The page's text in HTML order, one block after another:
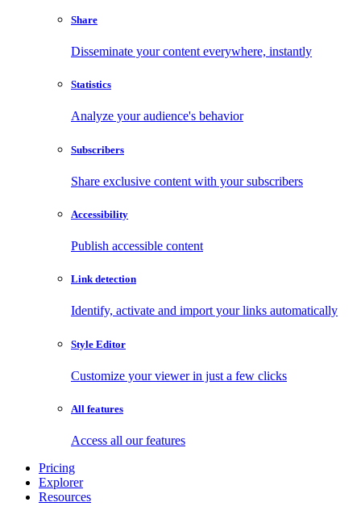
Share
Disseminate your content everywhere, instantly
Statistics
Analyze your audience's behavior
Subscribers
Share exclusive content with your subscribers
Accessibility
Publish accessible content
Link detection
Identify, activate and import your links automatically
Style Editor
Customize your viewer in just a few clicks
All features
Access all our features
Pricing
Explorer
Resources